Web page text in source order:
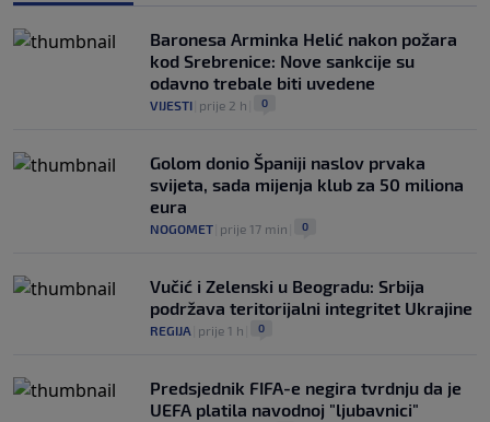
Baronesa Arminka Helić nakon požara
kod Srebrenice: Nove sankcije su
odavno trebale biti uvedene
VIJESTI prije 2 h 0
Golom donio Španiji naslov prvaka
svijeta, sada mijenja klub za 50 miliona
eura
NOGOMET prije 17 min 0
Vučić i Zelenski u Beogradu: Srbija
podržava teritorijalni integritet Ukrajine
REGIJA prije 1 h 0
Predsjednik FIFA-e negira tvrdnju da je
UEFA platila navodnoj "ljubavnici"